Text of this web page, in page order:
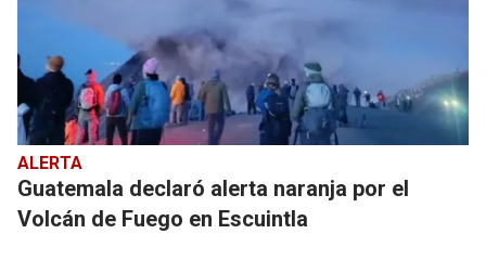
ALERTA
Guatemala declaró alerta naranja por el
Volcán de Fuego en Escuintla